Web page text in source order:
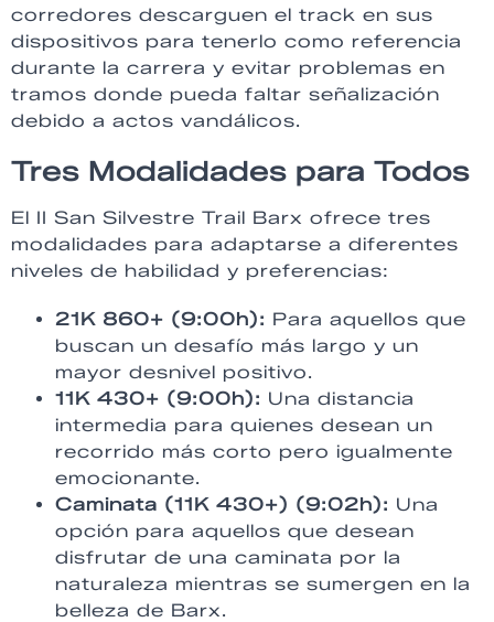
corredores descarguen el track en sus
dispositivos para tenerlo como referencia
durante la carrera y evitar problemas en
tramos donde pueda faltar señalización
debido a actos vandálicos.
Tres Modalidades para Todos
El II San Silvestre Trail Barx ofrece tres
modalidades para adaptarse a diferentes
niveles de habilidad y preferencias:
21K 860+ (9:00h): Para aquellos que
buscan un desafío más largo y un
mayor desnivel positivo.
11K 430+ (9:00h): Una distancia
intermedia para quienes desean un
recorrido más corto pero igualmente
emocionante.
Caminata (11K 430+) (9:02h): Una
opción para aquellos que desean
disfrutar de una caminata por la
naturaleza mientras se sumergen en la
belleza de Barx.